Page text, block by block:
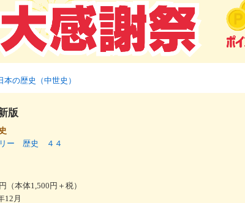
本の歴史（中世史）
版
リー 歴史 ４４
（本体1,500円＋税）
12月